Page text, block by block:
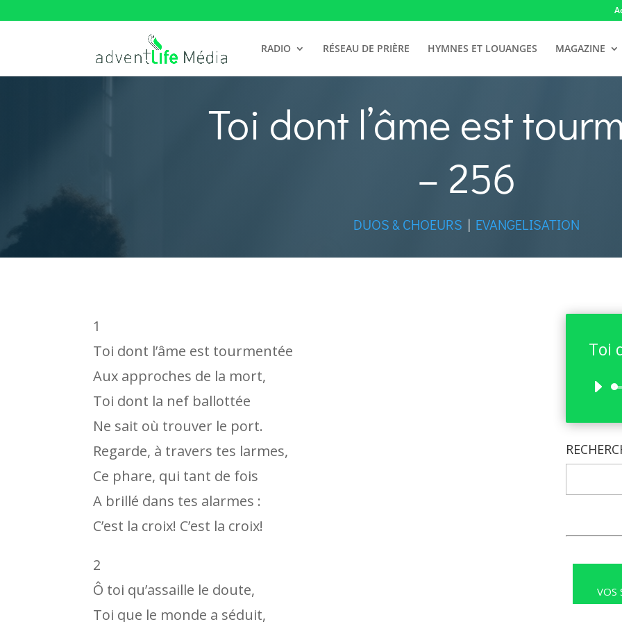
RADIO RÉSEAU DE PRIÈRE HYMNES ET LOUANGES MAGAZINE
Toi dont l’âme est
– 256
DUOS & CHOEURS | EVANGELISATION
1
Toi dont l’âme est tourmentée
Aux approches de la mort,
Toi dont la nef ballottée
Ne sait où trouver le port.
Regarde, à travers tes larmes,
Ce phare, qui tant de fois
A brillé dans tes alarmes :
C’est la croix! C’est la croix!
2
Ô toi qu’assaille le doute,
Toi que le monde a séduit,
Toi
VOS